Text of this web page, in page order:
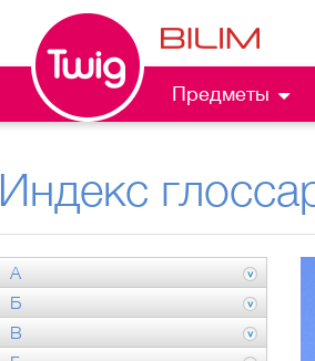
Предметы
Индекс
А
Б
В